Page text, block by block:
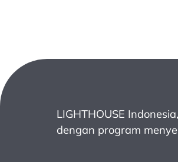
LIGHTHOUSE
dengan program